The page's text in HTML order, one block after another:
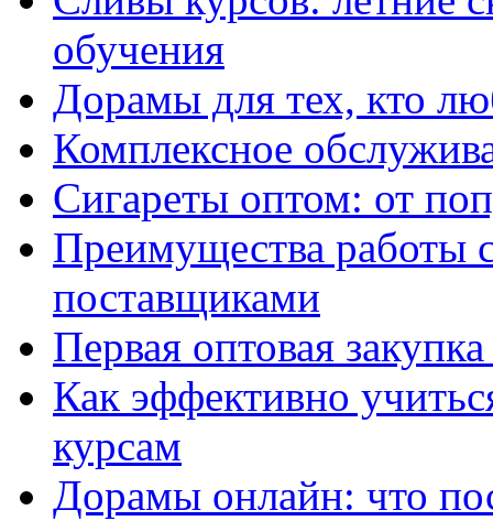
обучения
Дорамы для тех, кто
Комплексное
Сигареты оптом: от
Преимущества работы
поставщиками
Первая оптовая
Как эффективно
курсам
Дорамы онлайн: что